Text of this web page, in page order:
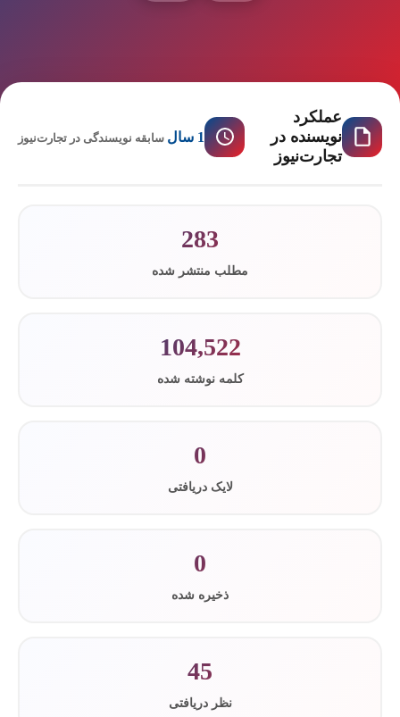
عملکرد
نویسنده در
تجارت‌نیوز
1 سال سابقه نویسندگی در تجارت‌نیوز
283
مطلب منتشر شده
104,522
کلمه نوشته شده
0
لایک دریافتی
0
ذخیره شده
45
نظر دریافتی